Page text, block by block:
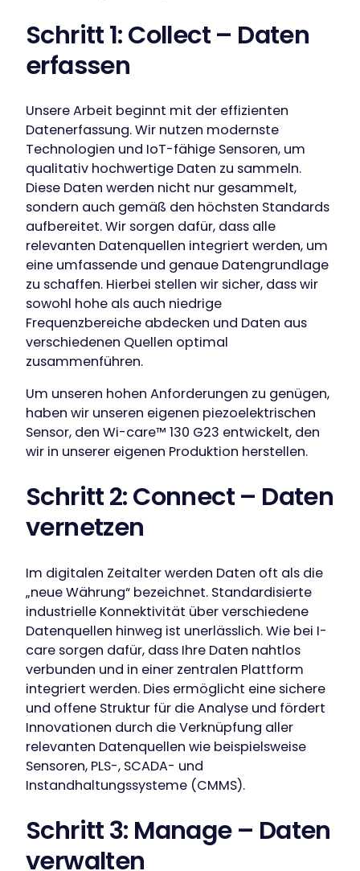
Schritt 1: Collect – Daten
erfassen
Unsere Arbeit beginnt mit der effizienten
Datenerfassung. Wir nutzen modernste
Technologien und IoT-fähige Sensoren, um
qualitativ hochwertige Daten zu sammeln.
Diese Daten werden nicht nur gesammelt,
sondern auch gemäß den höchsten Standards
aufbereitet. Wir sorgen dafür, dass alle
relevanten Datenquellen integriert werden, um
eine umfassende und genaue Datengrundlage
zu schaffen. Hierbei stellen wir sicher, dass wir
sowohl hohe als auch niedrige
Frequenzbereiche abdecken und Daten aus
verschiedenen Quellen optimal
zusammenführen.
Um unseren hohen Anforderungen zu genügen,
haben wir unseren eigenen piezoelektrischen
Sensor, den Wi-care™ 130 G23 entwickelt, den
wir in unserer eigenen Produktion herstellen.
Schritt 2: Connect – Daten
vernetzen
Im digitalen Zeitalter werden Daten oft als die
„neue Währung“ bezeichnet. Standardisierte
industrielle Konnektivität über verschiedene
Datenquellen hinweg ist unerlässlich. Wie bei I-
care sorgen dafür, dass Ihre Daten nahtlos
verbunden und in einer zentralen Plattform
integriert werden. Dies ermöglicht eine sichere
und offene Struktur für die Analyse und fördert
Innovationen durch die Verknüpfung aller
relevanten Datenquellen wie beispielsweise
Sensoren, PLS-, SCADA- und
Instandhaltungssysteme (CMMS).
Schritt 3: Manage – Daten
verwalten